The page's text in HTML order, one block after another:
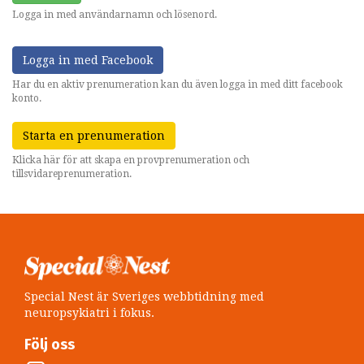
Logga in med användarnamn och lösenord.
Logga in med Facebook
Har du en aktiv prenumeration kan du även logga in med ditt facebook
konto.
Starta en prenumeration
Klicka här för att skapa en provprenumeration och
tillsvidareprenumeration.
Special Nest är Sveriges webbtidning med
neuropsykiatri i fokus.
Följ oss